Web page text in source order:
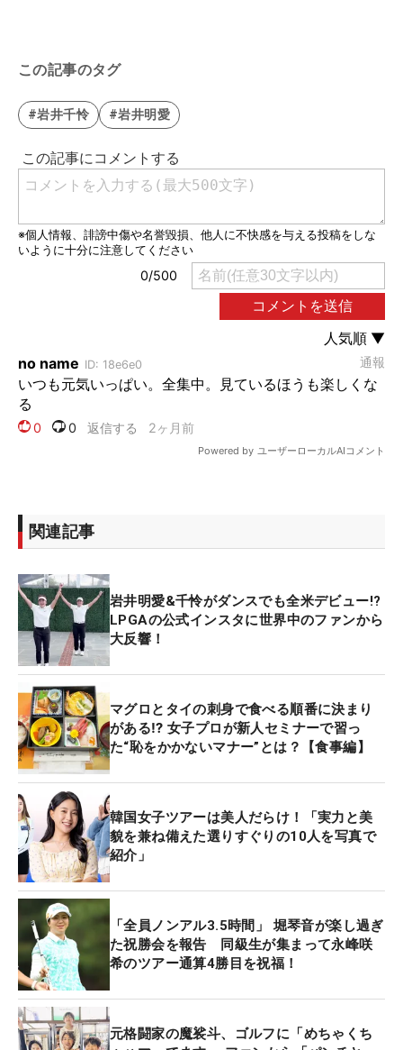
この記事のタグ
#岩井千怜 #岩井明愛
関連記事
岩井明愛&千怜がダンスでも全米デビュー!?
LPGAの公式インスタに世界中のファンから
大反響！
マグロとタイの刺身で食べる順番に決まり
がある⁉ 女子プロが新人セミナーで習っ
た“恥をかかないマナー”とは？【食事編】
韓国女子ツアーは美人だらけ！「実力と美
貌を兼ね備えた選りすぐりの10人を写真で
紹介」
「全員ノンアル3.5時間」 堀琴音が楽し過ぎ
た祝勝会を報告 同級生が集まって永峰咲
希のツアー通算4勝目を祝福！
元格闘家の魔裟斗、ゴルフに「めちゃくち